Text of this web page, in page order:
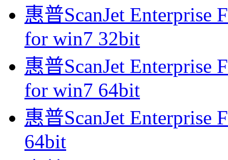
惠普ScanJet
for win7 32bit
惠普ScanJet
for win7 64bit
惠普ScanJet Enterprise
64bit